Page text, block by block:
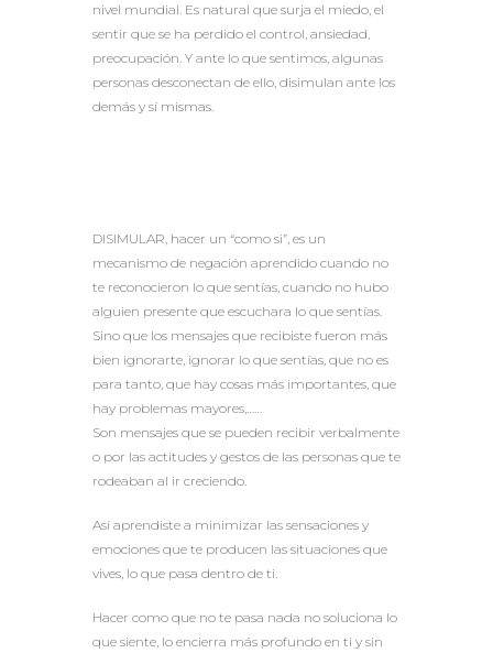
nivel mundial. Es natural que surja el miedo, el
sentir que se ha perdido el control, ansiedad,
preocupación. Y ante lo que sentimos, algunas
personas desconectan de ello, disimulan ante los
demás y sí mismas.
DISIMULAR, hacer un “como si”, es un
mecanismo de negación aprendido cuando no
te reconocieron lo que sentías, cuando no hubo
alguien presente que escuchara lo que sentías.
Sino que los mensajes que recibiste fueron más
bien ignorarte, ignorar lo que sentías, que no es
para tanto, que hay cosas más importantes, que
hay problemas mayores,……
Son mensajes que se pueden recibir verbalmente
o por las actitudes y gestos de las personas que te
rodeaban al ir creciendo.
Así aprendiste a minimizar las sensaciones y
emociones que te producen las situaciones que
vives, lo que pasa dentro de ti.
Hacer como que no te pasa nada no soluciona lo
que siente, lo encierra más profundo en ti y sin